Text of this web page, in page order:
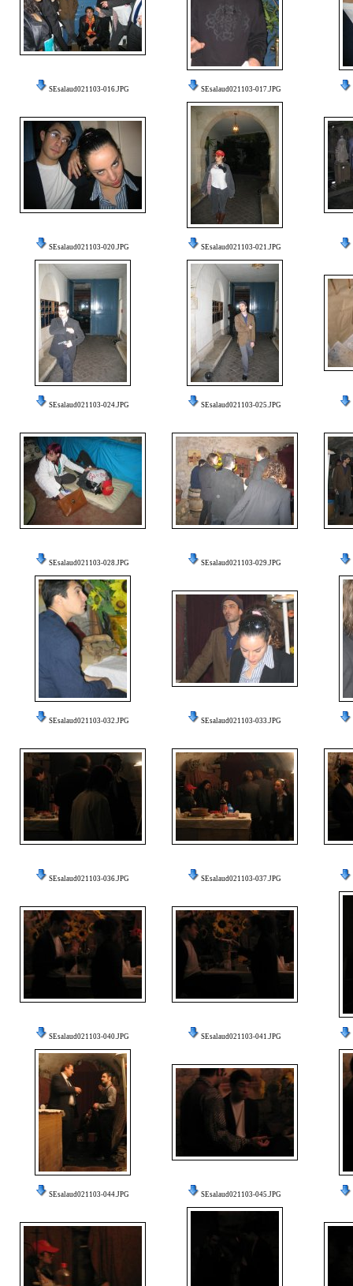
SEsalaud021103-016.JPG SEsalaud021103-017.JPG
SEsalaud021103-020.JPG SEsalaud021103-021.JPG
SEsalaud021103-024.JPG SEsalaud021103-025.JPG
SEsalaud021103-028.JPG SEsalaud021103-029.JPG
SEsalaud021103-032.JPG SEsalaud021103-033.JPG
SEsalaud021103-036.JPG SEsalaud021103-037.JPG
SEsalaud021103-040.JPG SEsalaud021103-041.JPG
SEsalaud021103-044.JPG SEsalaud021103-045.JPG